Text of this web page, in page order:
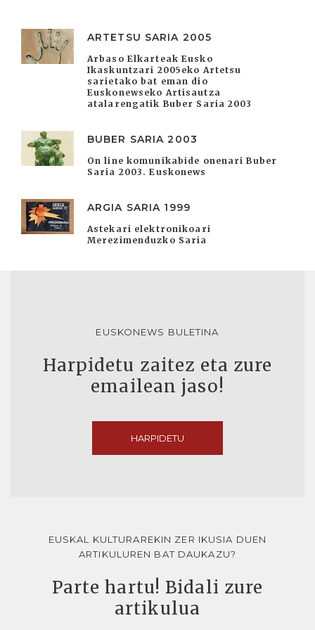
ARTETSU SARIA 2005
Arbaso Elkarteak Eusko
Ikaskuntzari 2005eko Artetsu
sarietako bat eman dio
Euskonewseko Artisautza
atalarengatik Buber Saria 2003
BUBER SARIA 2003
On line komunikabide onenari Buber
Saria 2003. Euskonews
ARGIA SARIA 1999
Astekari elektronikoari
Merezimenduzko Saria
EUSKONEWS BULETINA
Harpidetu zaitez eta zure
emailean jaso!
HARPIDETU
EUSKAL KULTURAREKIN ZER IKUSIA DUEN
ARTIKULUREN BAT DAUKAZU?
Parte hartu! Bidali zure
artikulua